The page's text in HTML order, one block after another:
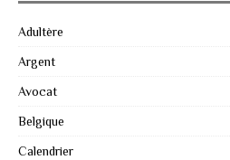
Adultère
Argent
Avocat
Belgique
Calendrier